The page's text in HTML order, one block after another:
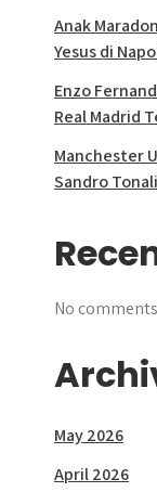
Anak
Yesus di
Enzo
Real Madrid
Manchester
Sandro Tonali
No
May 2026
April 2026